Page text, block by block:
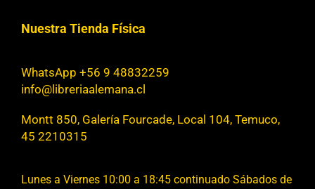
Nuestra Tienda Física
WhatsApp +56 9 48832259
info@libreriaalemana.cl
Montt 850, Galería Fourcade, Local 104, Temuco,
45 2210315
Lunes a Viernes 10:00 a 18:45 continuado Sábados de